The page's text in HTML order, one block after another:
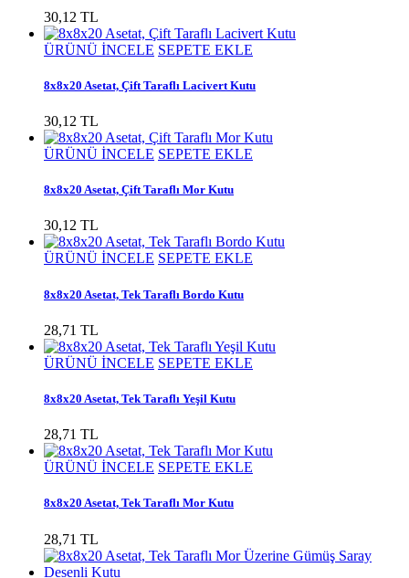
30,12 TL
ÜRÜNÜ İNCELE SEPETE EKLE
8x8x20 Asetat, Çift Taraflı Lacivert Kutu
30,12 TL
ÜRÜNÜ İNCELE SEPETE EKLE
8x8x20 Asetat, Çift Taraflı Mor Kutu
30,12 TL
ÜRÜNÜ İNCELE SEPETE EKLE
8x8x20 Asetat, Tek Taraflı Bordo Kutu
28,71 TL
ÜRÜNÜ İNCELE SEPETE EKLE
8x8x20 Asetat, Tek Taraflı Yeşil Kutu
28,71 TL
ÜRÜNÜ İNCELE SEPETE EKLE
8x8x20 Asetat, Tek Taraflı Mor Kutu
28,71 TL